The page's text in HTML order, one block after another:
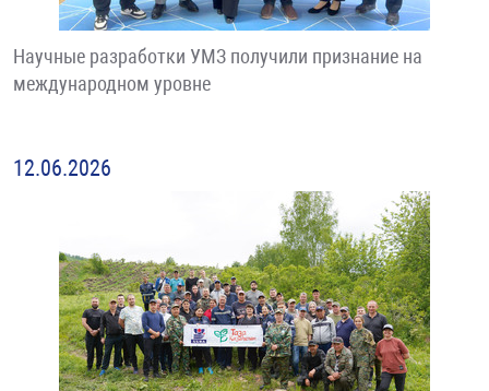
Научные разработки УМЗ получили признание на
международном уровне
12.06.2026